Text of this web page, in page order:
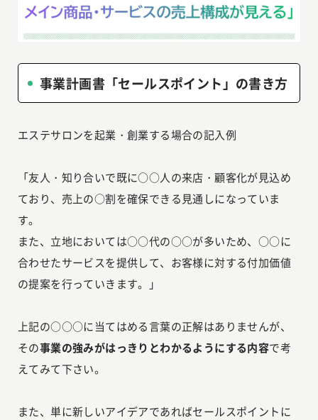
事業計画書「セールスポイント」の書き方
エステサロンを起業・創業する場合の記入例
「友人・知り合いで既に○○人の来店・顧客化が見込め
ており、売上の○割を確保できる見通しになっていま
す。
また、立地においては○○代の○○が多いため、○○に
合わせたサービスを提供して、お客様に対する付加価値
の提案を行っていきます。」
上記の○○○に当てはめる言葉の正解はありませんが、
その事業の強みがはっきりとわかるようにする内容で考
えてみて下さい。
また、単に新しいアイデアであればセールスポイントに